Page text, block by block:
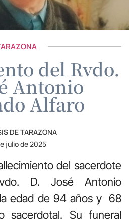
del Rvdo.
Antonio
Alfaro
DE TARAZONA
julio de 2025
del sacerdote
D. José Antonio
edad de 94 años y 68
sacerdotal. Su funeral